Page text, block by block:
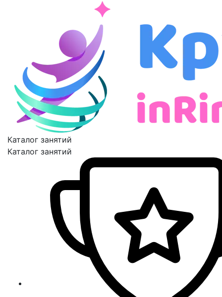
Каталог занятий
Каталог занятий